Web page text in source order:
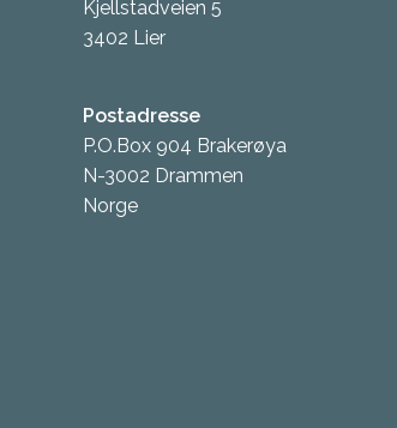
Kjellstadveien 5
3402 Lier
Postadresse
P.O.Box 904 Brakerøya
N-3002 Drammen
Norge